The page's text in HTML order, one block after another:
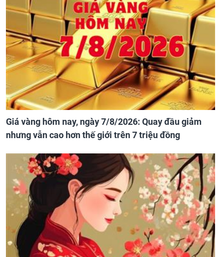
Giá vàng hôm nay, ngày 7/8/2026: Quay đầu giảm
nhưng vẫn cao hơn thế giới trên 7 triệu đồng